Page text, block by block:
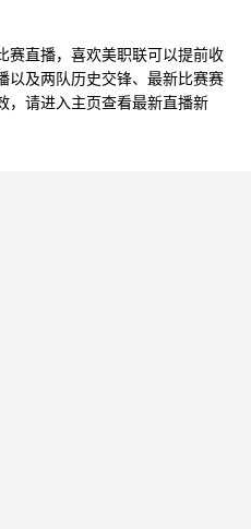
赛直播，喜欢美职联可以提前收
以及两队历史交锋、最新比赛赛
，请进入主页查看最新直播新